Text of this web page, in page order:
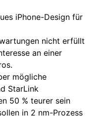
iPhone-Design für
nicht erfüllt
an einer
mögliche
StarLink
50 % teurer sein
in 2 nm-Prozess